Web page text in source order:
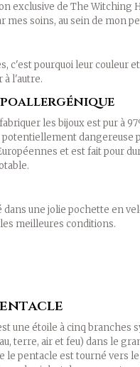
exclusive de The Witching
soins, au sein de mon
c'est pourquoi leur couleur
l'autre.
les bijoux est pur à
dangereuse
et est fait pour
une jolie pochette en
meilleures conditions.
une étoile à cinq branches
terre, air et feu) dans le
le pentacle est tourné vers